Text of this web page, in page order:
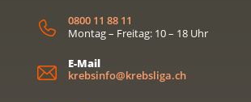
0800 11 88 11
Montag – Freitag: 10 – 18 Uhr
E-Mail
krebsinfo@krebsliga.ch